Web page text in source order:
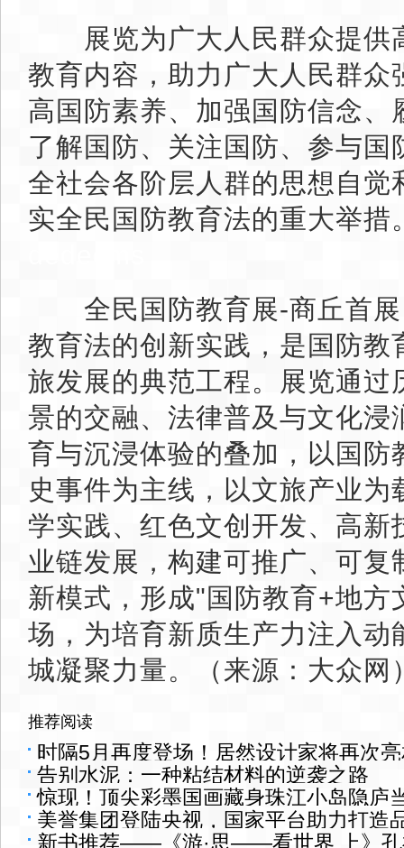
展览为广大人民群众提供
教育内容，助力广大人民群众
高国防素养、加强国防信念、
了解国防、关注国防、参与国
全社会各阶层人群的思想自觉
实全民国防教育法的重大举
全民国防教育展-商丘首展
教育法的创新实践，是国防教
旅发展的典范工程。展览通过
景的交融、法律普及与文化浸
育与沉浸体验的叠加，以国防
史事件为主线，以文旅产业为
学实践、红色文创开发、高新
业链发展，构建可推广、可复
新模式，形成"国防教育+地方
场，为培育新质生产力注入动
城凝聚力量。（来源：大众网
推荐阅读
时隔5月再度登场！居然设计家将再次
告别水泥：一种粘结材料的逆袭之路
惊现！顶尖彩墨国画藏身珠江小岛隐庐
美誉集团登陆央视，国家平台助力打造
新书推荐——《游·思——看世界 上》孔